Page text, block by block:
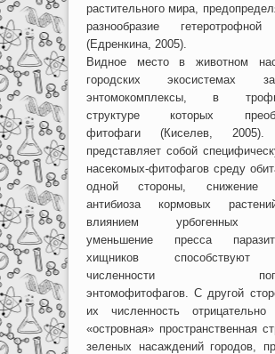
растительного мира,
разнообразие
(Едренкина, 2005).
Видное место в животном
городских экосистемах
энтомокомплексы, в
структуре которых
фитофаги (Киселев, 2005).
представляет собой
насекомых-фитофагов среду
одной стороны, снижение
антибиоза кормовых
влиянием урбогенных
уменьшение пресса
хищников способствуют
численности
энтомофитофагов. С другой
их численность отрицательно
«островная» пространственная
зеленых насаждений городов,